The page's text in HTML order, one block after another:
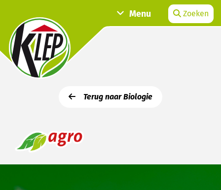
Menu Zoeken
Terug naar Biologie